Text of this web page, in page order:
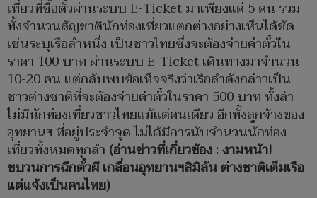
เที่ยวที่ซื้อตั๋วผ่านระบบ E-Ticket มาเพียงแค่ 5 คน รวม
ทั้งจำนวนสัญชาตินักท่องเที่ยวแตกต่างอย่างเห็นได้ชัด
เช่นระบุเรือลำหนึ่ง เป็นชาวไทยซึ่งจะต้องจ่ายค่าตั๋วใน
ราคา 100 บาท ผ่านระบบ E-Ticket เดินทางมาจำนวน
10-20 คน แต่กลับพบข้อเท็จจริงว่าเรือลำดังกล่าวเป็น
ชาวต่างชาติที่จะต้องจ่ายค่าตั๋วในราคา 500 บาท ทั้งลำ
ไม่มีนักท่องเที่ยวชาวไทยแม้แต่คนเดียว อีกทั้งลูกจ้างของ
อุทยานฯ ที่อยู่ประจำจุด ไม่ได้มีการนับจำนวนนักท่อง
เที่ยวทั้งหมดทุกลำ (อ่านข่าวที่เกี่ยวข้อง : งามหน้า!
ขบวนการฉีกตั๋วผี เกลื่อนอุทยานฯสิมิลัน ต่างชาติเต็มเรือ
แต่แจ้งเป็นคนไทย)